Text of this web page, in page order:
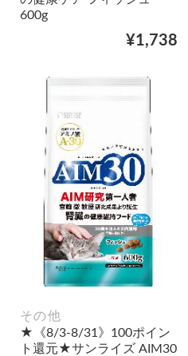
600g
¥1,738
その他
★《8/3-8/31》100ポイン
ト還元★サンライズ AIM30